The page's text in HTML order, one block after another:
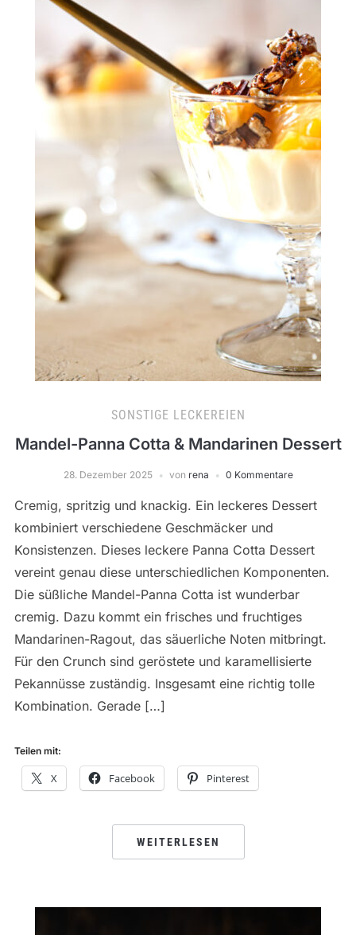
SONSTIGE LECKEREIEN
Mandel-Panna Cotta & Mandarinen Dessert
28. Dezember 2025 von rena 0 Kommentare
Cremig, spritzig und knackig. Ein leckeres Dessert
kombiniert verschiedene Geschmäcker und
Konsistenzen. Dieses leckere Panna Cotta Dessert
vereint genau diese unterschiedlichen Komponenten.
Die süßliche Mandel-Panna Cotta ist wunderbar
cremig. Dazu kommt ein frisches und fruchtiges
Mandarinen-Ragout, das säuerliche Noten mitbringt.
Für den Crunch sind geröstete und karamellisierte
Pekannüsse zuständig. Insgesamt eine richtig tolle
Kombination. Gerade […]
Teilen mit:
X Facebook Pinterest
WEITERLESEN